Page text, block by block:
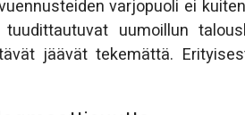
varjopuoli ei
uumoillun
jäävät tekemättä.